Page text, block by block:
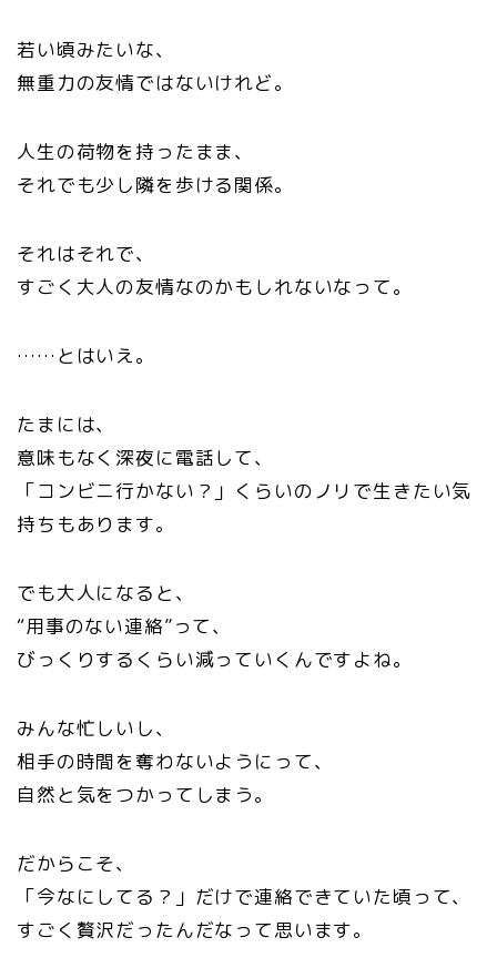
若い頃みたいな、
無重力の友情ではないけれど。
人生の荷物を持ったまま、
それでも少し隣を歩ける関係。
それはそれで、
すごく大人の友情なのかもしれないなって。
……とはいえ。
たまには、
意味もなく深夜に電話して、
「コンビニ行かない？」くらいのノリで生きたい気
持ちもあります。
でも大人になると、
“用事のない連絡”って、
びっくりするくらい減っていくんですよね。
みんな忙しいし、
相手の時間を奪わないようにって、
自然と気をつかってしまう。
だからこそ、
「今なにしてる？」だけで連絡できていた頃って、
すごく贅沢だったんだなって思います。